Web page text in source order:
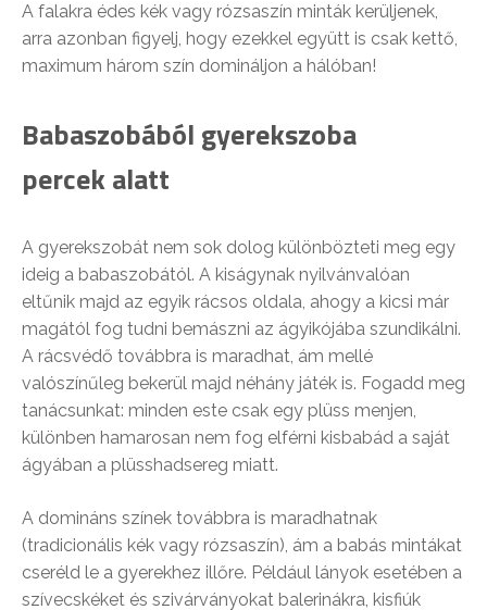
A falakra édes kék vagy rózsaszín minták kerüljenek,
arra azonban figyelj, hogy ezekkel együtt is csak kettő,
maximum három szín domináljon a hálóban!
Babaszobából gyerekszoba
percek alatt
A gyerekszobát nem sok dolog különbözteti meg egy
ideig a babaszobától. A kiságynak nyilvánvalóan
eltűnik majd az egyik rácsos oldala, ahogy a kicsi már
magától fog tudni bemászni az ágyikójába szundikálni.
A rácsvédő továbbra is maradhat, ám mellé
valószínűleg bekerül majd néhány játék is. Fogadd meg
tanácsunkat: minden este csak egy plüss menjen,
különben hamarosan nem fog elférni kisbabád a saját
ágyában a plüsshadsereg miatt.
A domináns színek továbbra is maradhatnak
(tradicionális kék vagy rózsaszín), ám a babás mintákat
cseréld le a gyerekhez illőre. Például lányok esetében a
szívecskéket és szivárványokat balerinákra, kisfiúk